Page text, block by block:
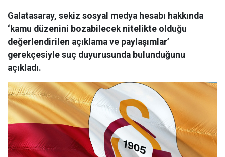
Galatasaray, sekiz sosyal medya hesabı hakkında
‘kamu düzenini bozabilecek nitelikte olduğu
değerlendirilen açıklama ve paylaşımlar’
gerekçesiyle suç duyurusunda bulunduğunu
açıkladı.